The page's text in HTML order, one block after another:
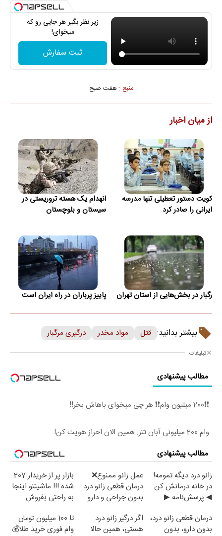
زیر نظر بگیر هر جایی رو که
میخوای!
ثبت سفارش
منبع : هفت صبح
از میان اخبار
کویت دستور تعطیلی تنها مدرسه
ایرانی را صادر کرد
انهدام یک هسته تروریستی در
سیستان و بلوچستان
رگبار در بخش‌هایی از استان تهران پاییز پرباران در راه ایران است
بیشتر بدانید: قتل مواد مخدر درگیری مرگبار
تبلیغات
مطالب پیشنهادی
❗❗200 میلیون وام❗❗ هر چی میخوای باهاش بخر!!
وام 200 میلیونی آبان تتر. همین الان احراز هویت کن!
مطالب پیشنهادی
زانو درد دیگه تمومه!
در خانه درمانش کن
◀ پرسش‌نامه ▶
عمل زانو ممنوع❌
درمان قطعی زانو درد
بدون جراحی و دارو
بازار پر از خریدار 207
شده !!! ماشینتو اینجا
به راحتی بفروش
درمان قطعی زانو درد،
بدون دارو، بدون
اگر درگیر زانو درد
هستی، همین حالا
تا 100 میلیون تومان
وام فوری خرید طلا💰